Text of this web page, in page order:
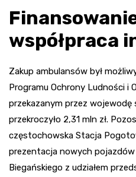
współpraca
Zakup ambulansów był
Programu Ochrony Ludności i
przekazanym przez wojewodę
przekroczyło 2,31 mln zł.
częstochowska Stacja
prezentacja nowych pojazdów
Biegańskiego z udziałem